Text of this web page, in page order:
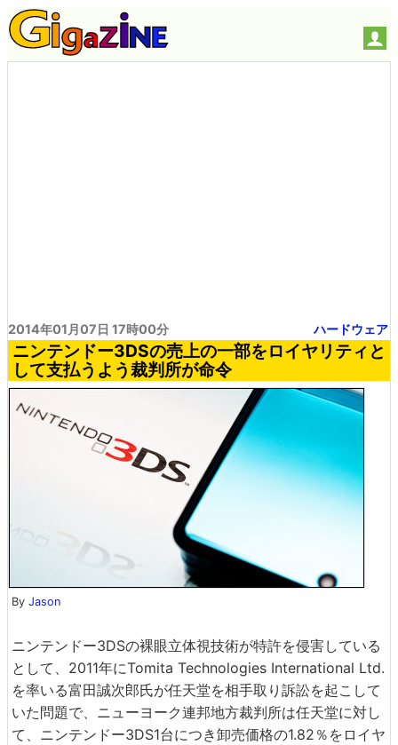
2014年01月07日 17時00分 ハードウェア
ニンテンドー3DSの売上の一部をロイヤリティと
して支払うよう裁判所が命令
By Jason
ニンテンドー3DSの裸眼立体視技術が特許を侵害している
として、2011年にTomita Technologies International Ltd.
を率いる富田誠次郎氏が任天堂を相手取り訴訟を起こして
いた問題で、ニューヨーク連邦地方裁判所は任天堂に対し
て、ニンテンドー3DS1台につき卸売価格の1.82％をロイヤ